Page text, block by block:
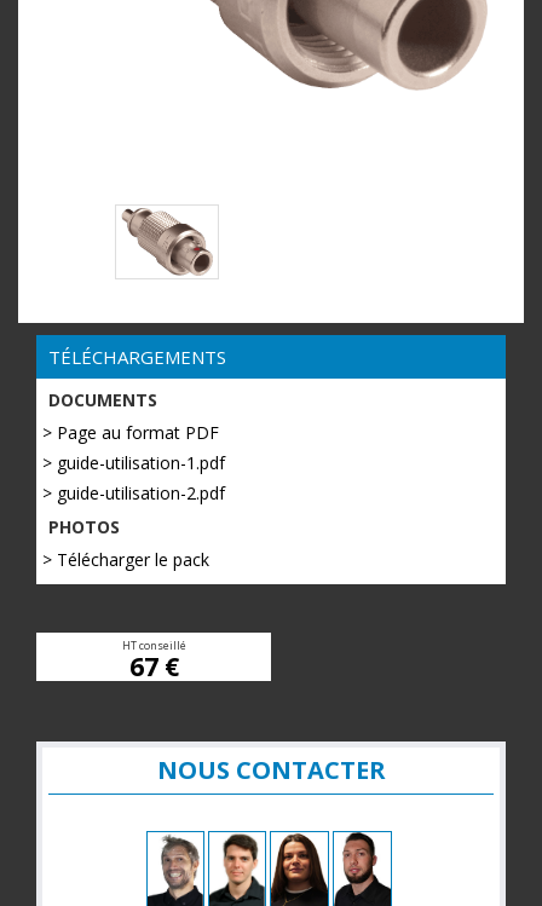
TÉLÉCHARGEMENTS
DOCUMENTS
> Page au format PDF
> guide-utilisation-1.pdf
> guide-utilisation-2.pdf
PHOTOS
> Télécharger le pack
HT conseillé
67 €
NOUS CONTACTER